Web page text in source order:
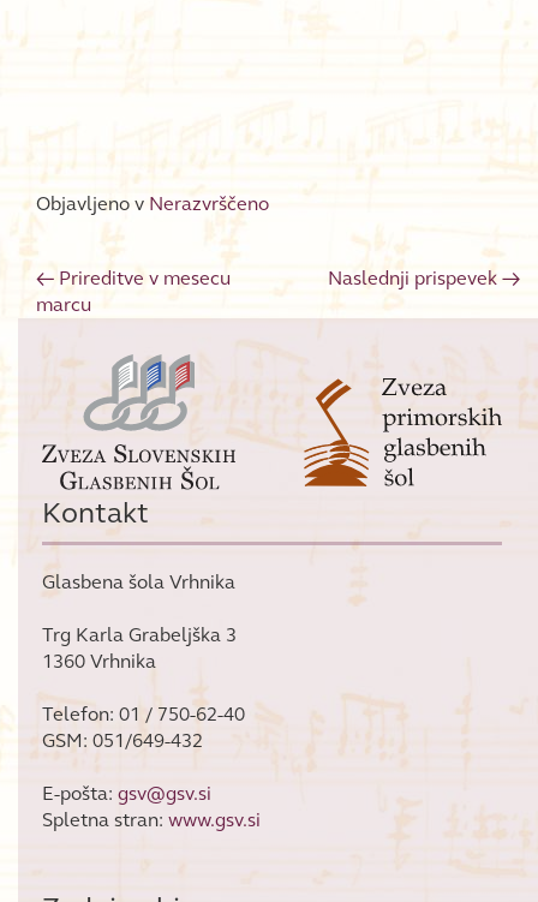
Objavljeno v Nerazvrščeno
Post navigation
← Prireditve v mesecu
marcu
Naslednji prispevek →
Kontakt
Glasbena šola Vrhnika
Trg Karla Grabeljška 3
1360 Vrhnika
Telefon: 01 / 750-62-40
GSM: 051/649-432
E-pošta: gsv@gsv.si
Spletna stran: www.gsv.si